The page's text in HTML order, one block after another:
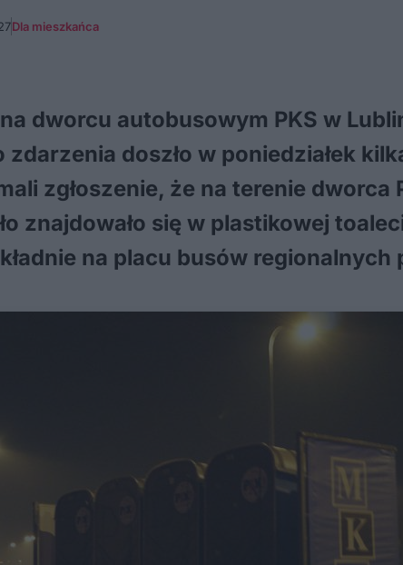
Dla mieszkańca
dworcu autobusowym PKS w
doszło w poniedziałek
zgłoszenie, że na terenie dworca
znajdowało się w plastikowej
na placu busów